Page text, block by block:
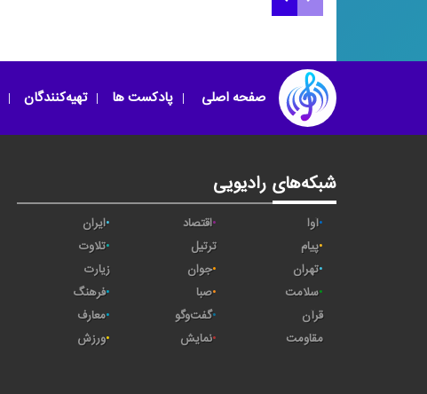
صفحه اصلی پادکست ها تهیه‌کنندگان
شبکه‌های رادیویی
آوا اقتصاد
ایران
پیام
ترتیل
تلاوت
تهران
جوان
زیارت
سلامت
صبا
فرهنگ
قرآن
گفت‌وگو
معارف
مقاومت
نمایش ورزش